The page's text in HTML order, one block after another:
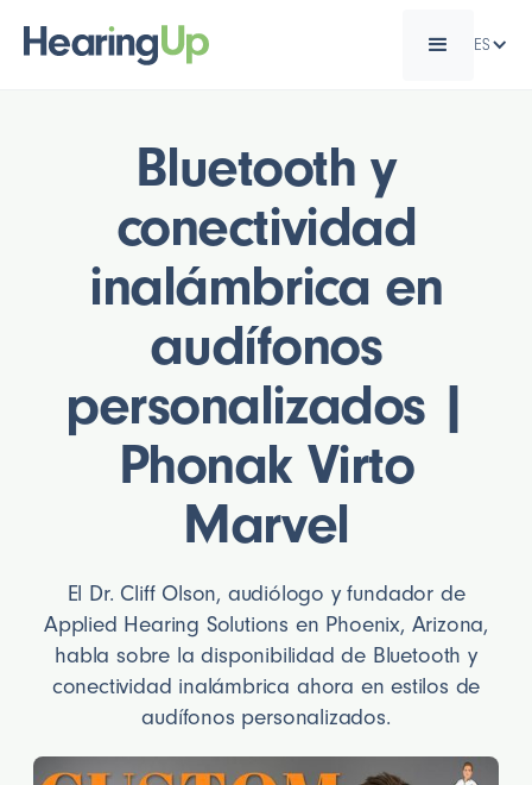
ES
Bluetooth y
conectividad
inalámbrica en
audífonos
personalizados |
Phonak Virto
Marvel
El Dr. Cliff Olson, audiólogo y fundador de
Applied Hearing Solutions en Phoenix, Arizona,
habla sobre la disponibilidad de Bluetooth y
conectividad inalámbrica ahora en estilos de
audífonos personalizados.